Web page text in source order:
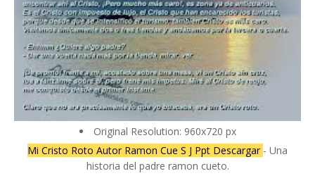
Original Resolution: 960x720 px
Mi Cristo Roto Autor Ramon Cue S J Ppt Descargar - Una
historia del padre ramon cueto.